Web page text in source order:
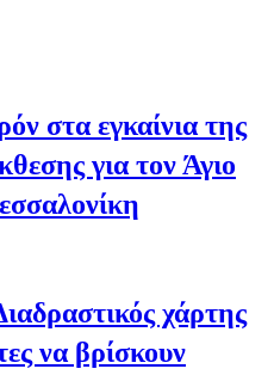
στα εγκαίνια της
για τον Άγιο
χάρτης
να βρίσκουν